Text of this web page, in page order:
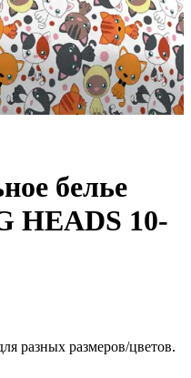
белье
HEADS 10-
разных размеров/цветов.